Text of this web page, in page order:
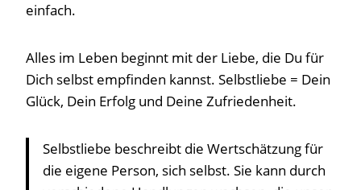
einfach.
Alles im Leben beginnt mit der Liebe, die Du für
Dich selbst empfinden kannst. Selbstliebe = Dein
Glück, Dein Erfolg und Deine Zufriedenheit.
Selbstliebe beschreibt die Wertschätzung für
die eigene Person, sich selbst. Sie kann durch